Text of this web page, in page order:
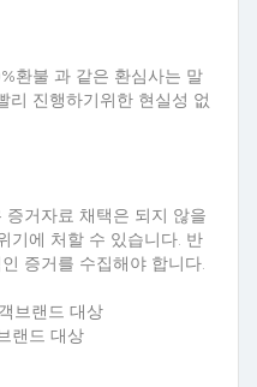
환불 과 같은 환심사는 말
리 진행하기위한 현실성 없
거자료 채택은 되지 않을
기에 처할 수 있습니다. 반
증거를 수집해야 합니다.
랜드 대상